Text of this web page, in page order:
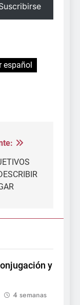
español
y
4 semanas